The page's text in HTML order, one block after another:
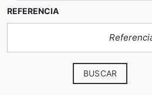
REFERENCIA
BUSCAR